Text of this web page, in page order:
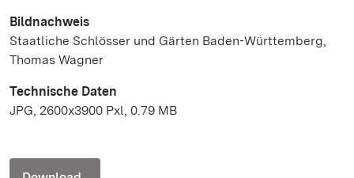
Bildnachweis
Staatliche Schlösser und Gärten Baden-Württemberg,
Thomas Wagner
Technische Daten
JPG, 2600x3900 Pxl, 0.79 MB